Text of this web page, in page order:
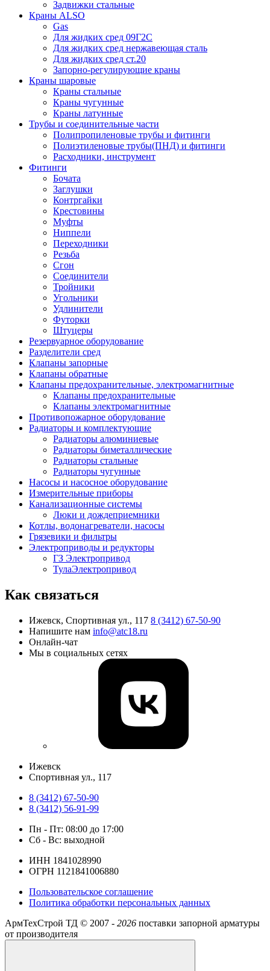
Задвижки стальные
Краны ALSO
Gas
Для жидких сред 09Г2С
Для жидких сред нержавеющая сталь
Для жидких сред ст.20
Запорно-регулирующие краны
Краны шаровые
Краны стальные
Краны чугунные
Краны латунные
Трубы и соединительные части
Полипропиленовые трубы и фитинги
Полиэтиленовые трубы(ПНД) и фитинги
Расходники, инструмент
Фитинги
Бочата
Заглушки
Контргайки
Крестовины
Муфты
Ниппели
Переходники
Резьба
Сгон
Соединители
Тройники
Угольники
Удлинители
Футорки
Штуцеры
Резервуарное оборудование
Разделители сред
Клапаны запорные
Клапаны обратные
Клапаны предохранительные, электромагнитные
Клапаны предохранительные
Клапаны электромагнитные
Противопожарное оборудование
Радиаторы и комплектующие
Радиаторы алюминиевые
Радиаторы биметаллические
Радиаторы стальные
Радиаторы чугунные
Насосы и насосное оборудование
Измерительные приборы
Канализационные системы
Люки и дождеприемники
Котлы, водонагреватели, насосы
Грязевики и фильтры
Электроприводы и редукторы
ГЗ Электропривод
ТулаЭлектропривод
Как связаться
Ижевск, Спортивная ул., 117 8 (3412) 67-50-90
Напишите нам info@atc18.ru
Онлайн-чат
Мы в социальных сетях
Ижевск
​Спортивная ул., 117
8 (3412) 67-50-90
8 (3412) 56-91-99
Пн - Пт: 08:00 до 17:00
Сб - Вс: выходной
ИНН 1841028990
ОГРН 1121841006880
Пользовательское соглашение
Политика обработки персональных данных
АрмТехСтрой ТД © 2007 - 2026 поставки запорной арматуры
от производителя